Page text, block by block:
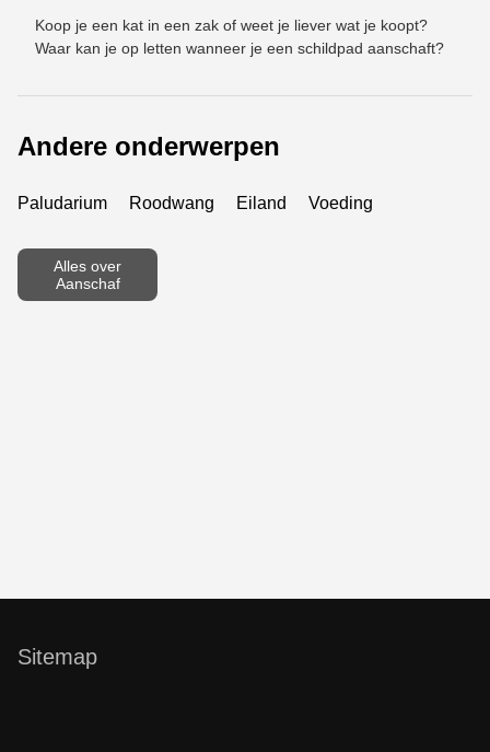
Koop je een kat in een zak of weet je liever wat je koopt?
Waar kan je op letten wanneer je een schildpad aanschaft?
Andere onderwerpen
Paludarium Roodwang Eiland Voeding
Alles over
Aanschaf
Sitemap